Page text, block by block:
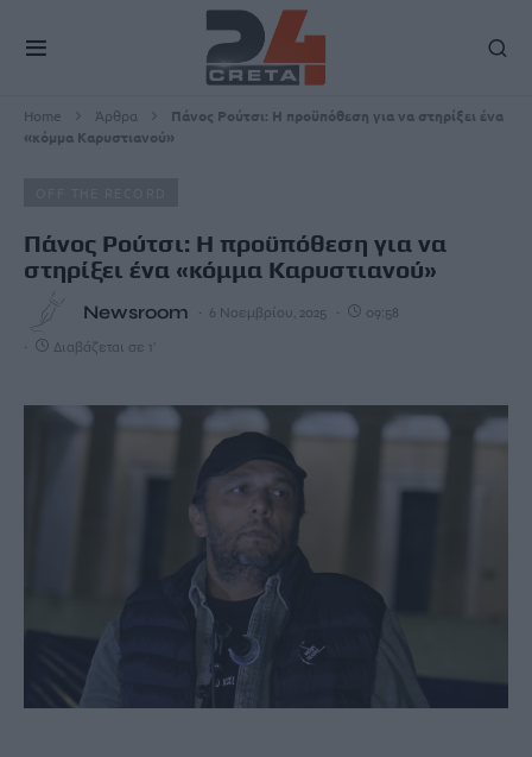
Home Άρθρα
Πάνος Ρούτσι: Η προϋπόθεση για να στηρίξει ένα
«κόμμα Καρυστιανού»
Πάνος Ρούτσι: Η προϋπόθεση για να
στηρίξει ένα «κόμμα Καρυστιανού»
Newsroom 6 Νοεμβρίου, 2025 09:58
Διαβάζεται σε 1'